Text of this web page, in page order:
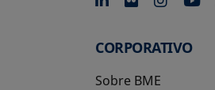
CORPORATIVO
Sobre BME